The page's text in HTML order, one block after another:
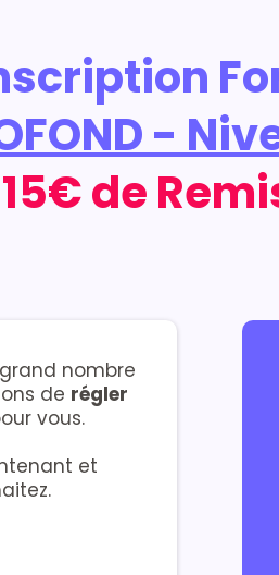
-
de
nombre
de régler
vous.
et